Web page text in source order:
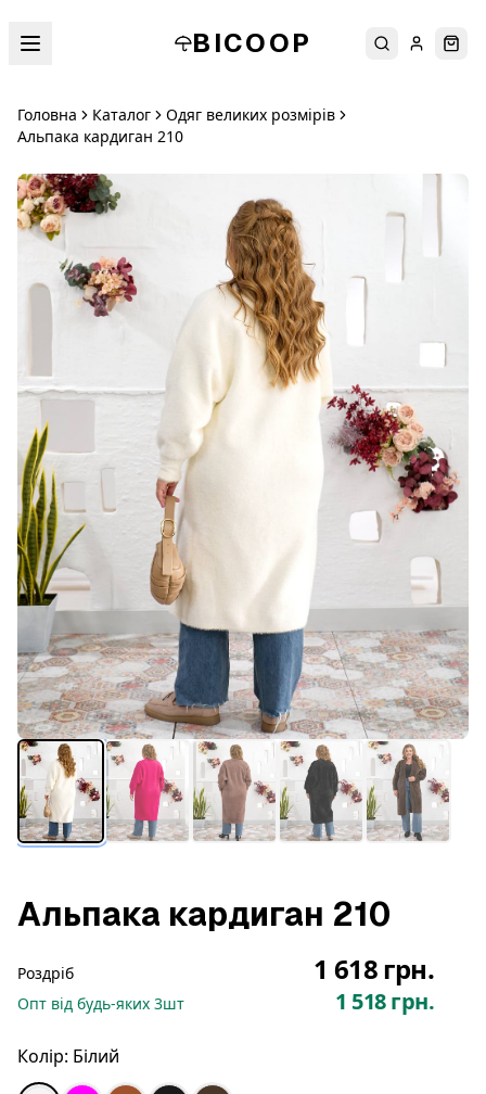
BICOOP ПошукУвійти
Головна Каталог
Одяг великих розмірів
Альпака кардиган 210
Альпака кардиган 210
Роздріб 1 618 грн.
Опт від будь-яких 3шт 1 518 грн.
Колір: Білий